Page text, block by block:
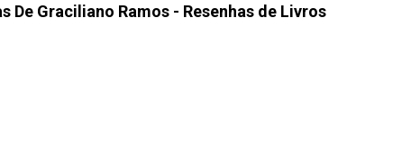
De Graciliano Ramos - Resenhas de Livros